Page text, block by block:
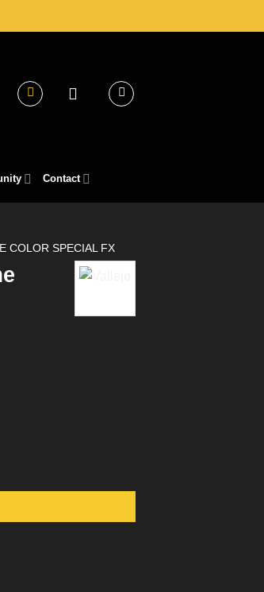
Contact
COLOR SPECIAL FX